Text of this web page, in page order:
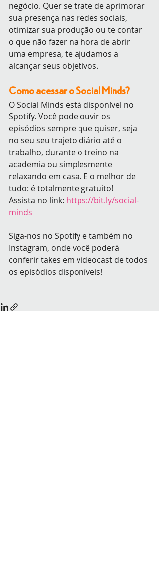
negócio. Quer se trate de aprimorar
sua presença nas redes sociais,
otimizar sua produção ou te contar
o que não fazer na hora de abrir
uma empresa, te ajudamos a
alcançar seus objetivos.
Como acessar o Social Minds?
O Social Minds está disponível no
Spotify. Você pode ouvir os
episódios sempre que quiser, seja
no seu seu trajeto diário até o
trabalho, durante o treino na
academia ou simplesmente
relaxando em casa. E o melhor de
tudo: é totalmente gratuito!
Assista no link: https://bit.ly/social-
minds
Siga-nos no Spotify e também no
Instagram, onde você poderá
conferir takes em videocast de todos
os episódios disponíveis!